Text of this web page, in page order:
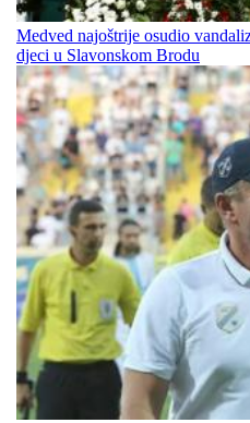
Medved najoštrije osudio
djeci u Slavonskom Brodu